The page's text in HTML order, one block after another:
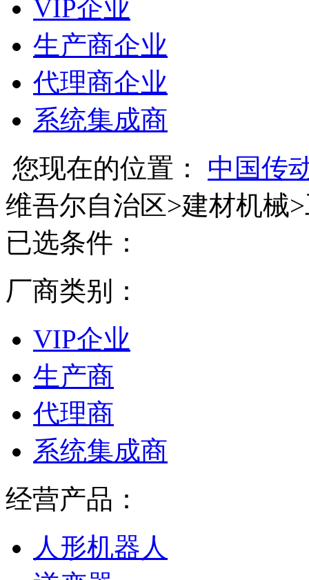
VIP企业
生产商企业
代理商企业
系统集成商
您现在的位置：
中国传
维吾尔自治区>建材机械>
已选条件：
厂商类别：
VIP企业
生产商
代理商
系统集成商
经营产品：
人形机器人